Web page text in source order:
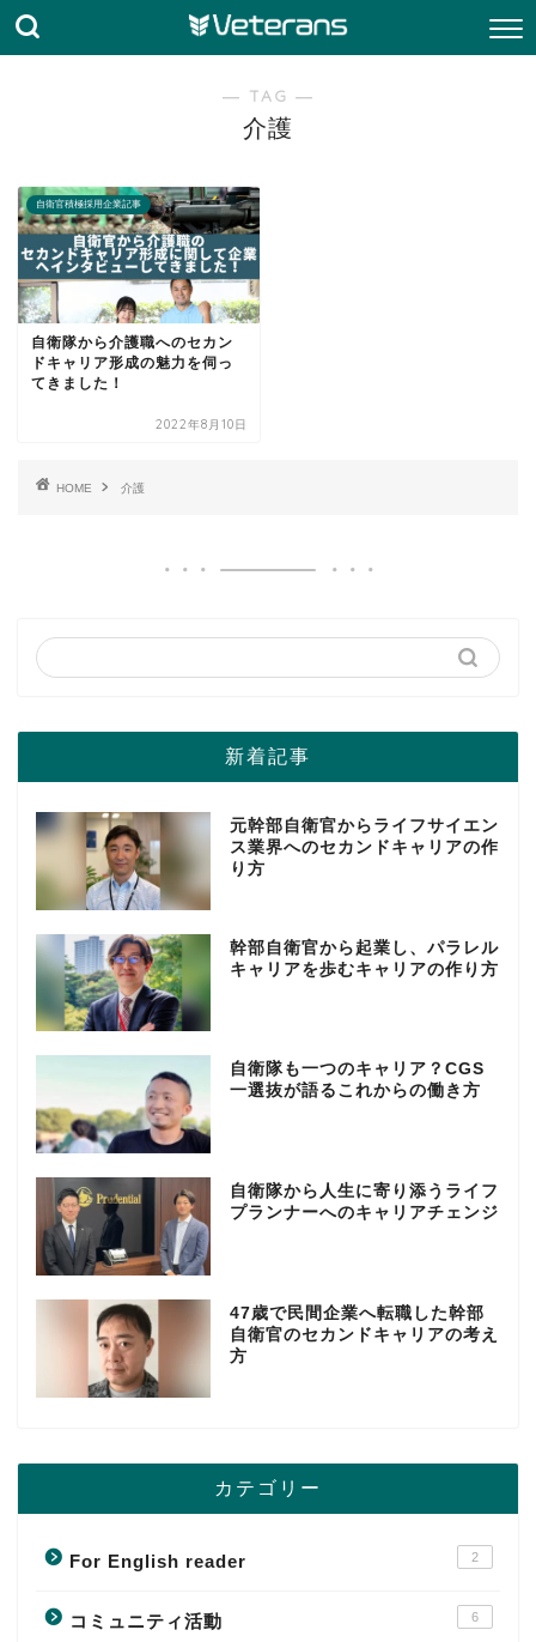
― TAG ―
介護
自衛官積極採用企業記事
自衛隊から介護職へのセカン
ドキャリア形成の魅力を伺っ
てきました！
2022年8月10日
HOME 介護
新着記事
元幹部自衛官からライフサイエン
ス業界へのセカンドキャリアの作
り方
幹部自衛官から起業し、パラレル
キャリアを歩むキャリアの作り方
自衛隊も一つのキャリア？CGS
一選抜が語るこれからの働き方
自衛隊から人生に寄り添うライフ
プランナーへのキャリアチェンジ
47歳で民間企業へ転職した幹部
自衛官のセカンドキャリアの考え
方
カテゴリー
For English reader 2
コミュニティ活動 6